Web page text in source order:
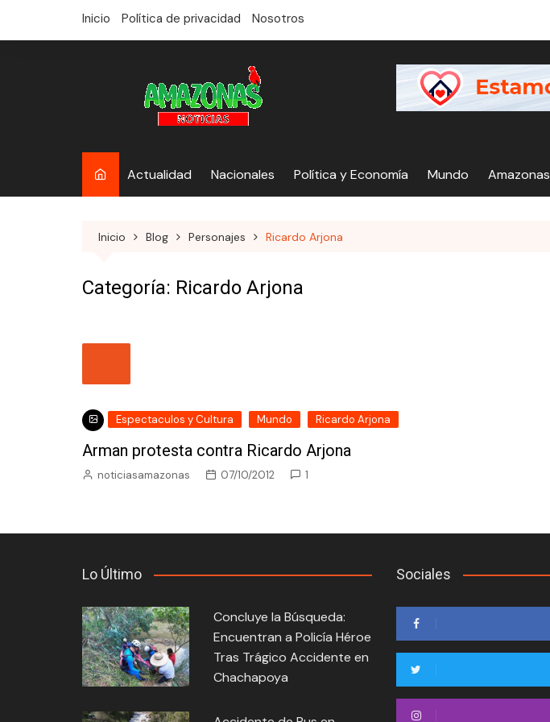
Inicio Política de privacidad Nosotros
Actualidad Nacionales Política y Economía Mundo Amazonas
Inicio Blog Personajes Ricardo Arjona
Categoría: Ricardo Arjona
Espectaculos y Cultura Mundo Ricardo Arjona
Arman protesta contra Ricardo Arjona
noticiasamazonas 07/10/2012 1
Lo Último
Concluye la Búsqueda:
Encuentran a Policía Héroe
Tras Trágico Accidente en
Chachapoya
Sociales